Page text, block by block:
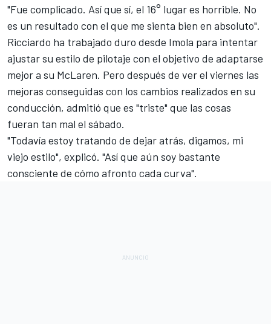
"Fue complicado. Así que sí, el 16° lugar es horrible. No
es un resultado con el que me sienta bien en absoluto".
Ricciardo ha trabajado duro desde Imola para intentar
ajustar su estilo de pilotaje con el objetivo de adaptarse
mejor a su McLaren. Pero después de ver el viernes las
mejoras conseguidas con los cambios realizados en su
conducción, admitió que es "triste" que las cosas
fueran tan mal el sábado.
"Todavía estoy tratando de dejar atrás, digamos, mi
viejo estilo", explicó. "Así que aún soy bastante
consciente de cómo afronto cada curva".